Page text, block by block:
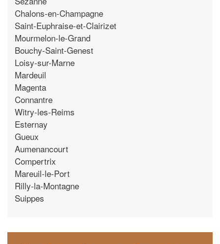
Chalons-en-Champagne
Saint-Euphraise-et-Clairizet
Mourmelon-le-Grand
Bouchy-Saint-Genest
Loisy-sur-Marne
Mardeuil
Magenta
Connantre
Witry-les-Reims
Esternay
Gueux
Aumenancourt
Compertrix
Mareuil-le-Port
Rilly-la-Montagne
Suippes